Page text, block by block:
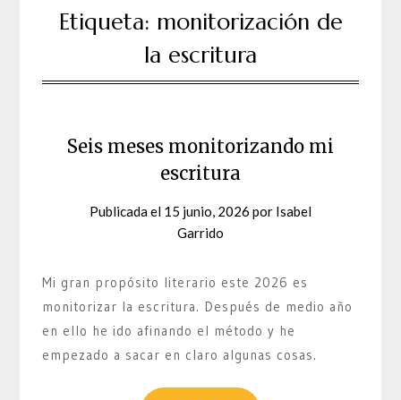
Etiqueta: monitorización de
la escritura
Seis meses monitorizando mi
escritura
Publicada el 15 junio, 2026 por Isabel
Garrido
Mi gran propósito literario este 2026 es
monitorizar la escritura. Después de medio año
en ello he ido afinando el método y he
empezado a sacar en claro algunas cosas.